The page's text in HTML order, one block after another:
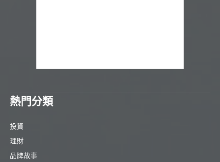
熱門分類
投資
理財
品牌故事